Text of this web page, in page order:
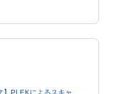
】PLEKによるスキャ